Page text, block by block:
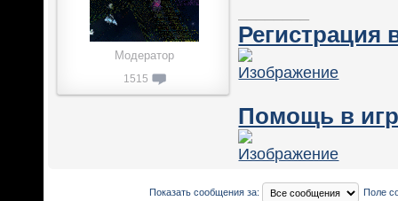
Регистрация
Помощь в
Модератор
1515
Показать сообщения за: Поле